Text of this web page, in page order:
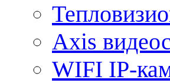
Axis
WIFI IP-